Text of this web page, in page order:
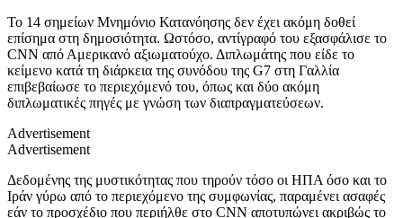
Το 14 σημείων Μνημόνιο Κατανόησης δεν έχει ακόμη δοθεί
επίσημα στη δημοσιότητα. Ωστόσο, αντίγραφό του εξασφάλισε το
CNN από Αμερικανό αξιωματούχο. Διπλωμάτης που είδε το
κείμενο κατά τη διάρκεια της συνόδου της G7 στη Γαλλία
επιβεβαίωσε το περιεχόμενό του, όπως και δύο ακόμη
διπλωματικές πηγές με γνώση των διαπραγματεύσεων.
Advertisement
Advertisement
Δεδομένης της μυστικότητας που τηρούν τόσο οι ΗΠΑ όσο και το
Ιράν γύρω από το περιεχόμενο της συμφωνίας, παραμένει ασαφές
εάν το προσχέδιο που περιήλθε στο CNN αποτυπώνει ακριβώς το